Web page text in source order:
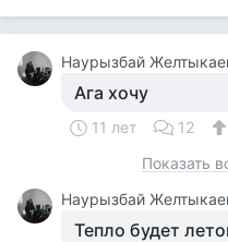
Наурызбай
Ага хочу
11 лет 12
Показать
Наурызбай
Тепло будет